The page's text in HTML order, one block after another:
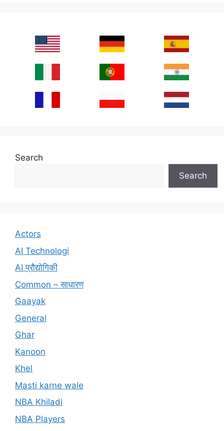
Search
Search
Actors
AI Technologi
AI प्रौद्योगिकी
Common – साधारण
Gaayak
General
Ghar
Kanoon
Khel
Masti karne wale
NBA Khiladi
NBA Players